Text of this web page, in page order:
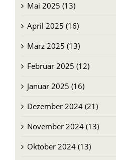
Mai 2025 (13)
April 2025 (16)
März 2025 (13)
Februar 2025 (12)
Januar 2025 (16)
Dezember 2024 (21)
November 2024 (13)
Oktober 2024 (13)